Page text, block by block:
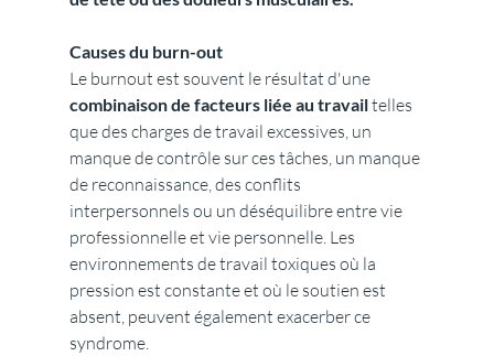
Causes du burn-out
Le burnout est souvent le résultat d'une
combinaison de facteurs liée au travail telles
que des charges de travail excessives, un
manque de contrôle sur ces tâches, un manque
de reconnaissance, des conflits
interpersonnels ou un déséquilibre entre vie
professionnelle et vie personnelle. Les
environnements de travail toxiques où la
pression est constante et où le soutien est
absent, peuvent également exacerber ce
syndrome.